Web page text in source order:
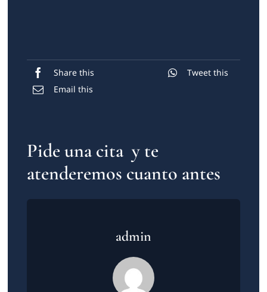
Share this
Tweet this
Email this
Pide una cita y te
atenderemos cuanto antes
admin